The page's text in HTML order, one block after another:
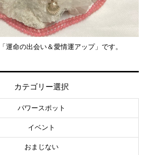
運命の出会い＆愛情運アップ」です。
カテゴリー選択
パワースポット
イベント
おまじない